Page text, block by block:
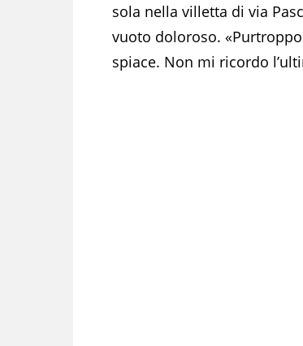
sola nella villetta di via
vuoto doloroso.
spiace. Non mi ricordo